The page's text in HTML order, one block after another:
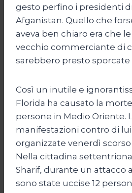
gesto perfino i presidenti
Afganistan. Quello che
aveva ben chiaro era che
vecchio commerciante di
sarebbero presto sporcate
Così un inutile e
Florida ha causato la
persone in Medio Oriente.
manifestazioni contro di
organizzate venerdì
Nella cittadina
Sharif, durante un attacco
sono state uccise 12